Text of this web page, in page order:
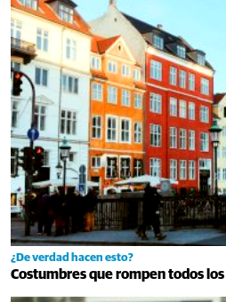
¿De verdad hacen esto?
Costumbres que rompen todos